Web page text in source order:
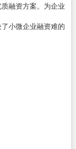
融资方案。为企业
小微企业融资难的